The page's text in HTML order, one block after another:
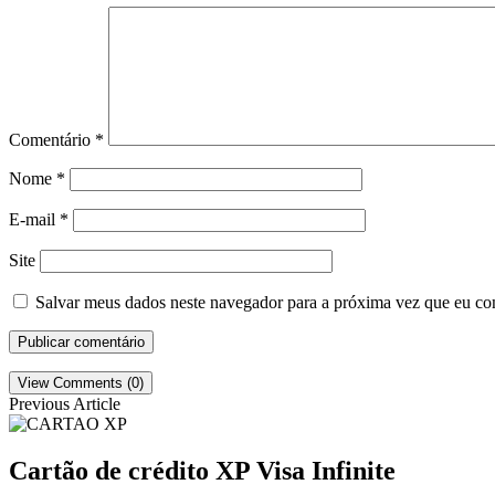
Comentário *
Nome *
E-mail *
Site
Salvar meus dados neste navegador para a próxima vez que eu
View Comments (0)
Previous Article
Cartão de crédito XP Visa Infinite